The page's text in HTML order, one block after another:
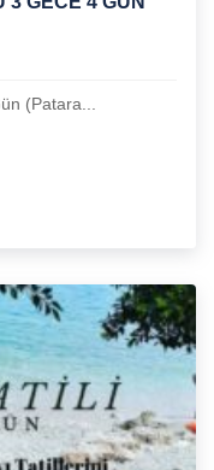
(Patara...